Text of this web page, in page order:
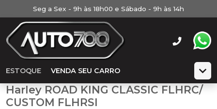
Seg a Sex - 9h às 18h00 e Sábado - 9h às 14h
ESTOQUE VENDA SEU CARRO
Harley ROAD KING CLASSIC FLHRC/
CUSTOM FLHRSI